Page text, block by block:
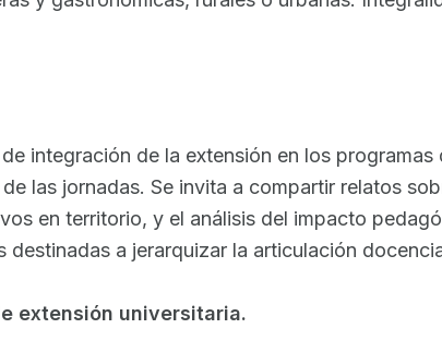
integración de la extensión en los
las jornadas. Se invita a compartir relatos
en territorio, y el análisis del impacto
a jerarquizar la articulación
extensión universitaria.